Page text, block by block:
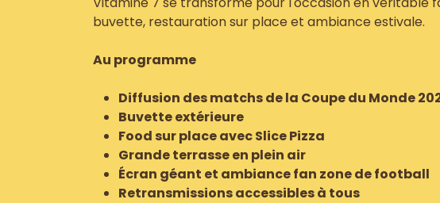
buvette, restauration sur place et ambiance estivale.
Au programme
Diffusion des matchs de la Coupe du Monde
Buvette extérieure
Food sur place avec Slice Pizza
Grande terrasse en plein air
Écran géant et ambiance fan zone de football
Retransmissions accessibles à tous